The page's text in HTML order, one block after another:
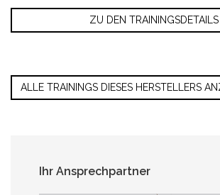
ZU DEN TRAININGSDETAILS
ALLE TRAININGS DIESES HERSTELLERS
Ihr Ansprechpartner